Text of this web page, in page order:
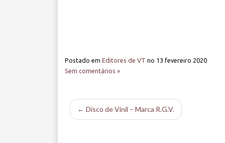
Postado em Editores de VT no 13 fevereiro 2020
Sem comentários »
← Disco de Vinil – Marca R.G.V.